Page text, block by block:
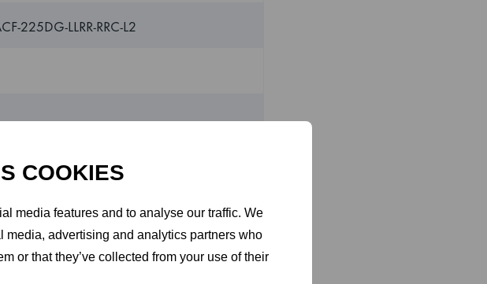
COOKIES
media features and to analyse our traffic. We
advertising and analytics partners who
or that they’ve collected from your use of their
225DG-LLRR-RRC-L2
4 sektioner
per dörrsektion